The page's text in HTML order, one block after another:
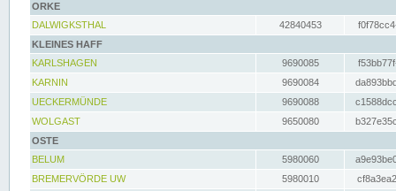
ORKE
DALWIGKSTHAL
42840453
KLEINES HAFF
KARLSHAGEN
9690085
KARNIN
9690084
UECKERMÜNDE
9690088
WOLGAST
9650080
OSTE
BELUM
5980060
BREMERVÖRDE UW
5980010